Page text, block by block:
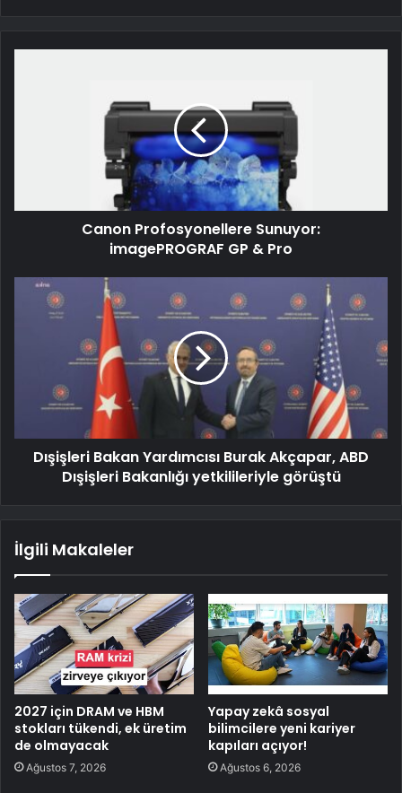
Canon Profosyonellere Sunuyor:
imagePROGRAF GP & Pro
Dışişleri Bakan Yardımcısı Burak Akçapar, ABD
Dışişleri Bakanlığı yetkilileriyle görüştü
İlgili Makaleler
2027 için DRAM ve HBM
stokları tükendi, ek üretim
de olmayacak
Ağustos 7, 2026
Yapay zekâ sosyal
bilimcilere yeni kariyer
kapıları açıyor!
Ağustos 6, 2026